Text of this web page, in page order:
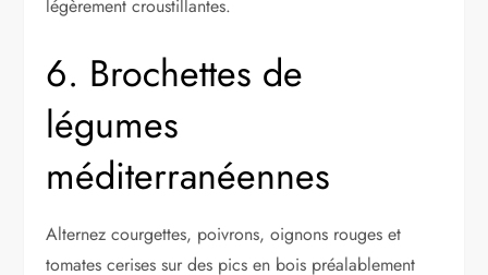
légèrement croustillantes.
6. Brochettes de
légumes
méditerranéennes
Alternez courgettes, poivrons, oignons rouges et
tomates cerises sur des pics en bois préalablement